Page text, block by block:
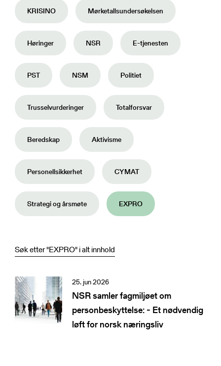
NSRs kontaktregister
Varde
Heimdall
Basun
VTS-analyse
Foredrag
Publikasjoner
Informasjonsdeling
Om NSR
NSR Strategi
Vedtekter
Medlemsbedrifter
Styret
Ansatte
Kontakt oss
Bli medlem
NSR Digital
NSR Medlem
NSR Beredskap
Søk
KRISINO Mørketallsundersøkelsen
Høringer NSR E-tjenesten
PST NSM Politiet
Trusselvurderinger Totalforsvar
Beredskap Aktivisme
Personellsikkerhet CYMAT
Strategi og årsmøte EXPRO
Søk etter "EXPRO" i alt innhold
25. jun 2026
NSR samler fagmiljøet om
personbeskyttelse: - Et nødvendig
løft for norsk næringsliv